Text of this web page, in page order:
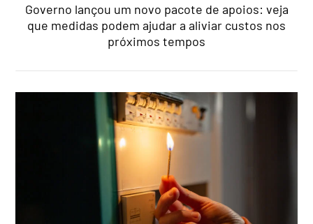
Governo lançou um novo pacote de apoios: veja
que medidas podem ajudar a aliviar custos nos
próximos tempos